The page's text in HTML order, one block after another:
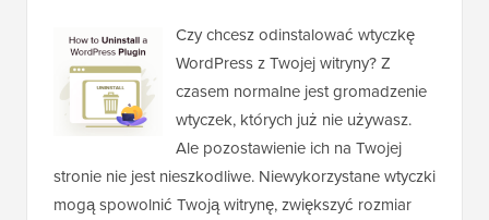
Czy chcesz odinstalować wtyczkę
WordPress z Twojej witryny? Z
czasem normalne jest gromadzenie
wtyczek, których już nie używasz.
Ale pozostawienie ich na Twojej
stronie nie jest nieszkodliwe. Niewykorzystane wtyczki
mogą spowolnić Twoją witrynę, zwiększyć rozmiar